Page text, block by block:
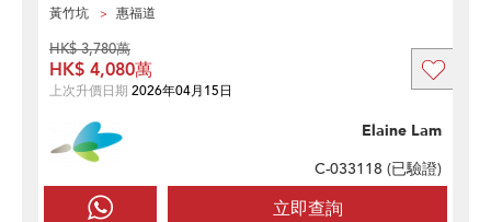
黃竹坑 惠福道
立即查詢
Elaine Lam
C-033118 (已驗證)
HK$ 3,780萬
HK$ 4,080萬
上次升價日期 2026年04月15日